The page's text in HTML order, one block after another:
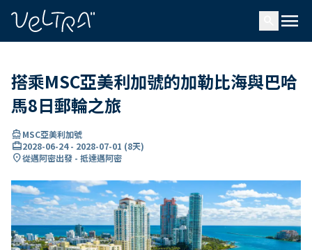
menu
搭乘MSC亞美利加號的加勒比海與巴哈
馬8日郵輪之旅
directions_boatMSC亞美利加號
card_travel2028-06-24- 2028-07-01 (8天)
location_on從邁阿密出發 - 抵達邁阿密